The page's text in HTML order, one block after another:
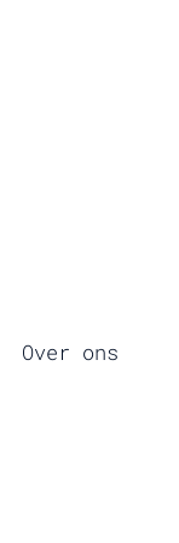
Over ons